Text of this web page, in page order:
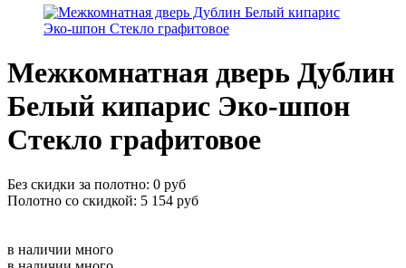
Межкомнатная дверь Дублин
Белый кипарис Эко-шпон
Стекло графитовое
Без скидки за полотно: 0 руб
Полотно со скидкой: 5 154 руб
в наличии много